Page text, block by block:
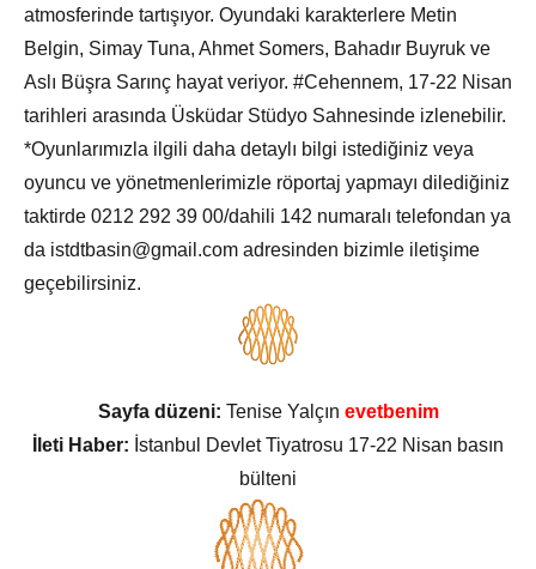
atmosferinde tartışıyor. Oyundaki karakterlere Metin
Belgin, Simay Tuna, Ahmet Somers, Bahadır Buyruk ve
Aslı Büşra Sarınç hayat veriyor. #Cehennem, 17-22 Nisan
tarihleri arasında Üsküdar Stüdyo Sahnesinde izlenebilir.
*Oyunlarımızla ilgili daha detaylı bilgi istediğiniz veya
oyuncu ve yönetmenlerimizle röportaj yapmayı dilediğiniz
taktirde 0212 292 39 00/dahili 142 numaralı telefondan ya
da istdtbasin@gmail.com adresinden bizimle iletişime
geçebilirsiniz.
Sayfa düzeni: Tenise Yalçın evetbenim
İleti Haber: İstanbul Devlet Tiyatrosu 17-22 Nisan basın
bülteni